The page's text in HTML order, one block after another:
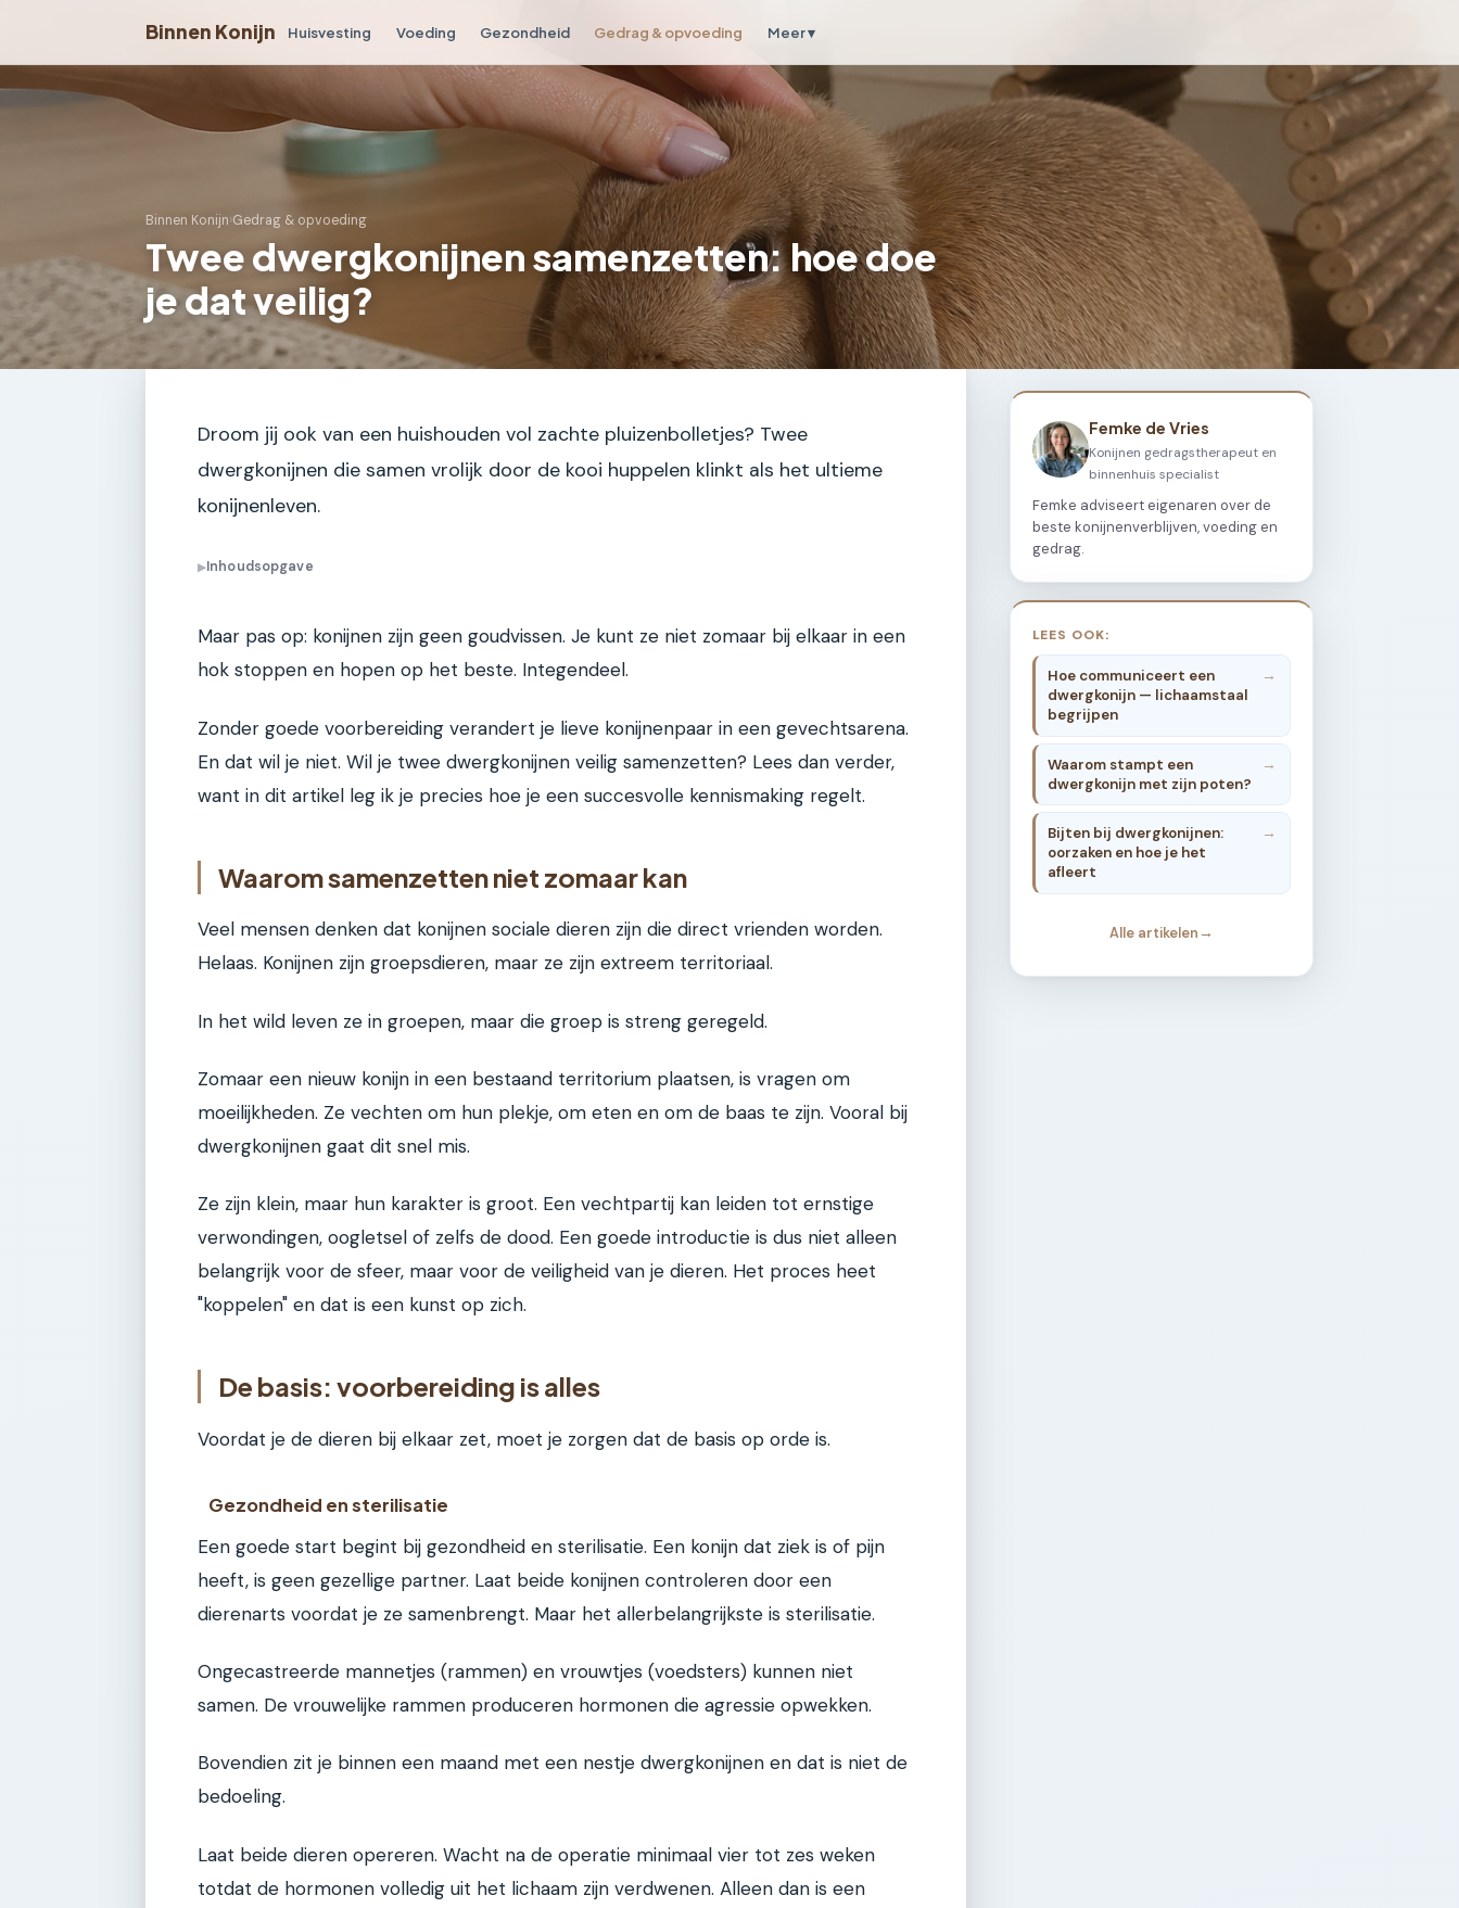
Binnen Konijn Huisvesting Voeding Gezondheid Gedrag & opvoeding Meer ▾
Binnen Konijn›Gedrag & opvoeding
Twee dwergkonijnen samenzetten: hoe doe
je dat veilig?
Droom jij ook van een huishouden vol zachte pluizenbolletjes? Twee
dwergkonijnen die samen vrolijk door de kooi huppelen klinkt als het ultieme
konijnenleven.
▶Inhoudsopgave
Maar pas op: konijnen zijn geen goudvissen. Je kunt ze niet zomaar bij elkaar in een
hok stoppen en hopen op het beste. Integendeel.
Zonder goede voorbereiding verandert je lieve konijnenpaar in een gevechtsarena.
En dat wil je niet. Wil je twee dwergkonijnen veilig samenzetten? Lees dan verder,
want in dit artikel leg ik je precies hoe je een succesvolle kennismaking regelt.
Waarom samenzetten niet zomaar kan
Veel mensen denken dat konijnen sociale dieren zijn die direct vrienden worden.
Helaas. Konijnen zijn groepsdieren, maar ze zijn extreem territoriaal.
In het wild leven ze in groepen, maar die groep is streng geregeld.
Zomaar een nieuw konijn in een bestaand territorium plaatsen, is vragen om
moeilijkheden. Ze vechten om hun plekje, om eten en om de baas te zijn. Vooral bij
dwergkonijnen gaat dit snel mis.
Ze zijn klein, maar hun karakter is groot. Een vechtpartij kan leiden tot ernstige
verwondingen, oogletsel of zelfs de dood. Een goede introductie is dus niet alleen
belangrijk voor de sfeer, maar voor de veiligheid van je dieren. Het proces heet
"koppelen" en dat is een kunst op zich.
De basis: voorbereiding is alles
Voordat je de dieren bij elkaar zet, moet je zorgen dat de basis op orde is.
Gezondheid en sterilisatie
Een goede start begint bij gezondheid en sterilisatie. Een konijn dat ziek is of pijn
heeft, is geen gezellige partner. Laat beide konijnen controleren door een
dierenarts voordat je ze samenbrengt. Maar het allerbelangrijkste is sterilisatie.
Ongecastreerde mannetjes (rammen) en vrouwtjes (voedsters) kunnen niet
samen. De vrouwelijke rammen produceren hormonen die agressie opwekken.
Bovendien zit je binnen een maand met een nestje dwergkonijnen en dat is niet de
bedoeling.
Laat beide dieren opereren. Wacht na de operatie minimaal vier tot zes weken
totdat de hormonen volledig uit het lichaam zijn verdwenen. Alleen dan is een
Femke de Vries
Konijnen gedragstherapeut en
binnenhuis specialist
Femke adviseert eigenaren over de
beste konijnenverblijven, voeding en
gedrag.
LEES OOK:
Hoe communiceert een
dwergkonijn — lichaamstaal
begrijpen
Waarom stampt een
dwergkonijn met zijn poten?
Bijten bij dwergkonijnen:
oorzaken en hoe je het
afleert
Alle artikelen